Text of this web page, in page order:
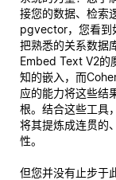
接您的数据、检索
pgvector，您看到
把熟悉的关系数据
Embed Text V2的
知的嵌入，而
应的能力将这些
根。结合这些工具
将其提炼成连贯的
性。
但您并没有止步于